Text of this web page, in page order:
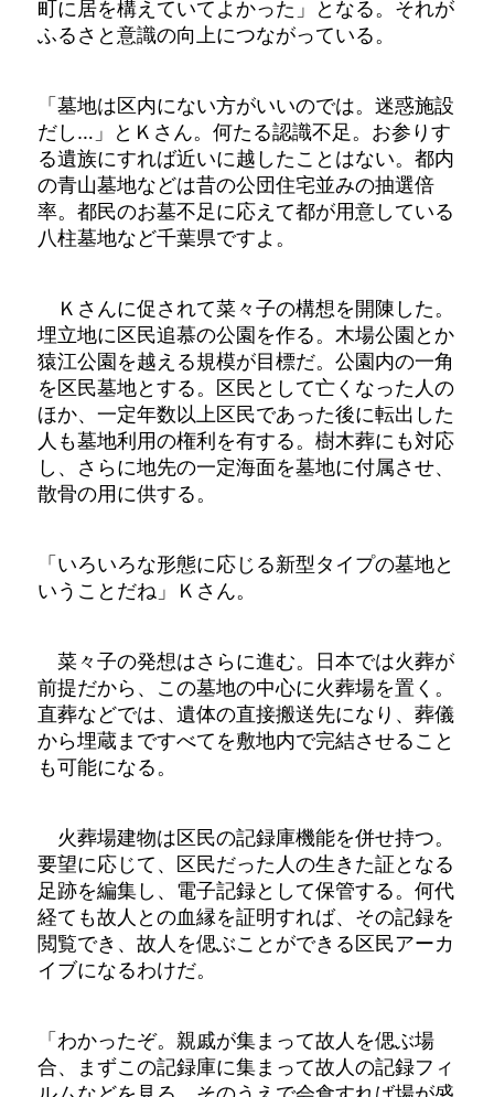
町に居を構えていてよかった」となる。それが
ふるさと意識の向上につながっている。
「墓地は区内にない方がいいのでは。迷惑施設
だし…」とＫさん。何たる認識不足。お参りす
る遺族にすれば近いに越したことはない。都内
の青山墓地などは昔の公団住宅並みの抽選倍
率。都民のお墓不足に応えて都が用意している
八柱墓地など千葉県ですよ。
Ｋさんに促されて菜々子の構想を開陳した。
埋立地に区民追慕の公園を作る。木場公園とか
猿江公園を越える規模が目標だ。公園内の一角
を区民墓地とする。区民として亡くなった人の
ほか、一定年数以上区民であった後に転出した
人も墓地利用の権利を有する。樹木葬にも対応
し、さらに地先の一定海面を墓地に付属させ、
散骨の用に供する。
「いろいろな形態に応じる新型タイプの墓地と
いうことだね」Ｋさん。
菜々子の発想はさらに進む。日本では火葬が
前提だから、この墓地の中心に火葬場を置く。
直葬などでは、遺体の直接搬送先になり、葬儀
から埋蔵まですべてを敷地内で完結させること
も可能になる。
火葬場建物は区民の記録庫機能を併せ持つ。
要望に応じて、区民だった人の生きた証となる
足跡を編集し、電子記録として保管する。何代
経ても故人との血縁を証明すれば、その記録を
閲覧でき、故人を偲ぶことができる区民アーカ
イブになるわけだ。
「わかったぞ。親戚が集まって故人を偲ぶ場
合、まずこの記録庫に集まって故人の記録フィ